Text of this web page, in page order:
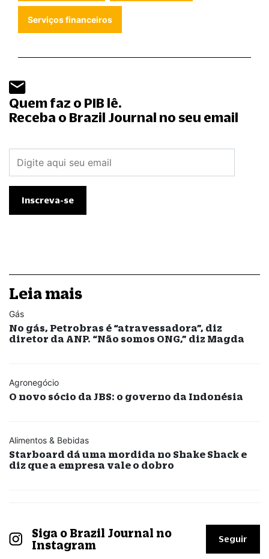
Serviços financeiros
Quem faz o PIB lê.
Receba o Brazil Journal no seu email
Leia mais
Gás
No gás, Petrobras é “atravessadora”, diz
diretor da ANP. “Não somos ONG,” diz Magda
Agronegócio
O novo sócio da JBS: o governo da Indonésia
Alimentos & Bebidas
Starboard dá uma mordida no Shake Shack e
diz que a empresa vale o dobro
Siga o Brazil Journal no
Instagram
Seguir